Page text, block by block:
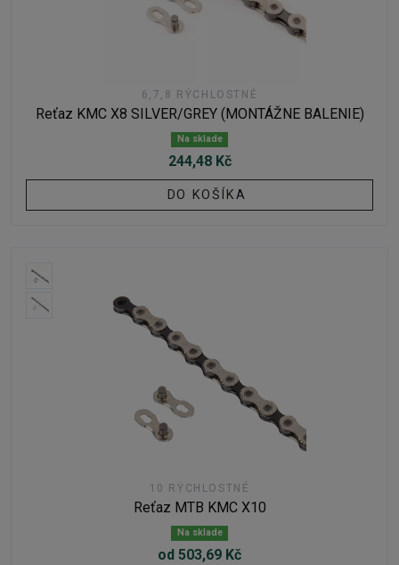
6,7,8 RÝCHLOSTNÉ
Reťaz KMC X8 SILVER/GREY (MONTÁŽNE BALENIE)
Na sklade
244,48 Kč
DO KOŠÍKA
10 RÝCHLOSTNÉ
Reťaz MTB KMC X10
Na sklade
od 503,69 Kč